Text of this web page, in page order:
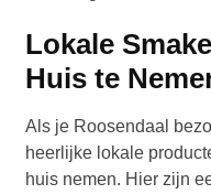
Lokale
Huis te
Als je Roosendaal
heerlijke lokale
huis nemen. Hier zijn